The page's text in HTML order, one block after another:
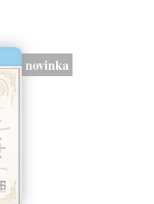
novinka